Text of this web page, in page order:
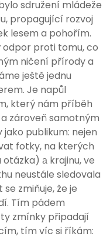
sdružení mládeže
propagující rozvoj
lesem a pohořím.
proti tomu, co
ničení přírody a
ještě jednu
Je napůl
který nám příběh
zároveň samotným
jako publikum: nejen
fotky, na kterých
а krajinu, ve
neustále sledovala
zmiňuje, že je
Tím pádem
zmínky připadají
tím víc si říkám: